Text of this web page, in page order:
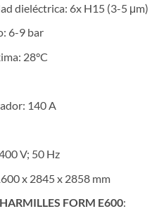
dieléctrica: 6x H15 (3-5 μm)
6-9 bar
28°C
140 A
V; 50 Hz
x 2845 x 2858 mm
FORM E600: